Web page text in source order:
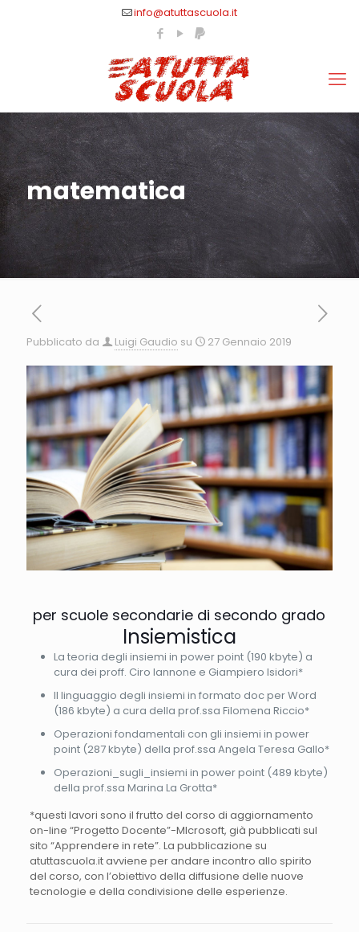
info@atuttascuola.it
matematica
Pubblicato da Luigi Gaudio su 27 Gennaio 2019
per scuole secondarie di secondo grado
Insiemistica
La teoria degli insiemi in power point (190 kbyte) a
cura dei proff. Ciro Iannone e Giampiero Isidori*
Il linguaggio degli insiemi in formato doc per Word
(186 kbyte) a cura della prof.ssa Filomena Riccio*
Operazioni fondamentali con gli insiemi in power
point (287 kbyte) della prof.ssa Angela Teresa Gallo*
Operazioni_sugli_insiemi in power point (489 kbyte)
della prof.ssa Marina La Grotta*
*questi lavori sono il frutto del corso di aggiornamento
on-line “Progetto Docente”-MIcrosoft, già pubblicati sul
sito “Apprendere in rete”. La pubblicazione su
atuttascuola.it avviene per andare incontro allo spirito
del corso, con l’obiettivo della diffusione delle nuove
tecnologie e della condivisione delle esperienze.